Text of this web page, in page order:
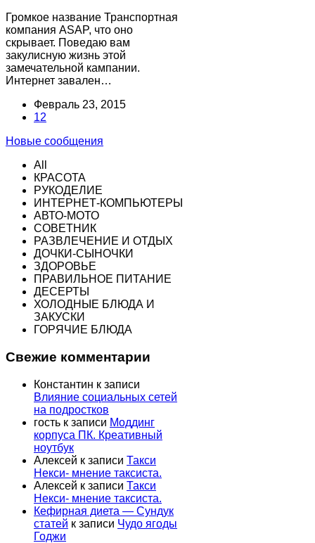
Громкое название Транспортная
компания ASAP, что оно
скрывает. Поведаю вам
закулисную жизнь этой
замечательной кампании.
Интернет завален…
Февраль 23, 2015
12
Новые сообщения
All
КРАСОТА
РУКОДЕЛИЕ
ИНТЕРНЕТ-КОМПЬЮТЕРЫ
АВТО-МОТО
СОВЕТНИК
РАЗВЛЕЧЕНИЕ И ОТДЫХ
ДОЧКИ-СЫНОЧКИ
ЗДОРОВЬЕ
ПРАВИЛЬНОЕ ПИТАНИЕ
ДЕСЕРТЫ
ХОЛОДНЫЕ БЛЮДА И
ЗАКУСКИ
ГОРЯЧИЕ БЛЮДА
Свежие комментарии
Константин к записи
Влияние социальных сетей
на подростков
гость к записи Моддинг
корпуса ПК. Креативный
ноутбук
Алексей к записи Такси
Некси- мнение таксиста.
Алексей к записи Такси
Некси- мнение таксиста.
Кефирная диета — Сундук
статей к записи Чудо ягоды
Годжи